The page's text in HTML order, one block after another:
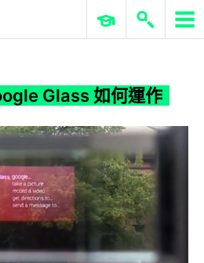
Google Glass 如何運作
ERP 與商業 AI
Glass 如何運作